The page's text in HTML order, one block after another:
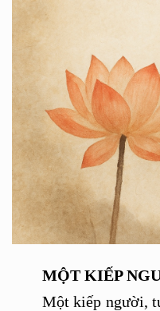
MỘT KIẾP
Một kiếp người,